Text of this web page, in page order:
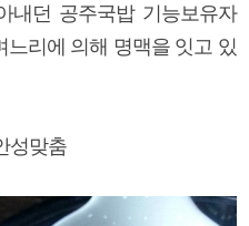
내던 공주국밥 기능보유자
느리에 의해 명맥을 잇고 있
성맞춤